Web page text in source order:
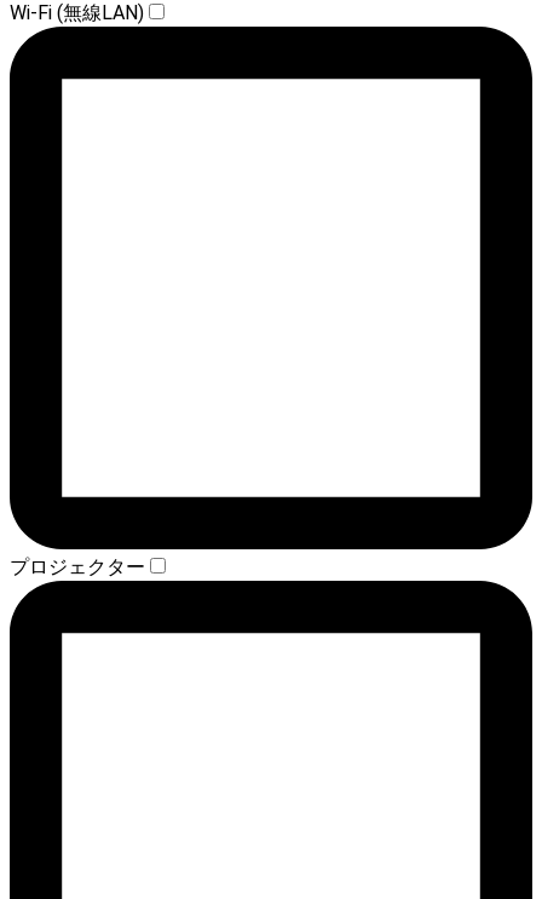
Wi-Fi (無線LAN)
プロジェクター